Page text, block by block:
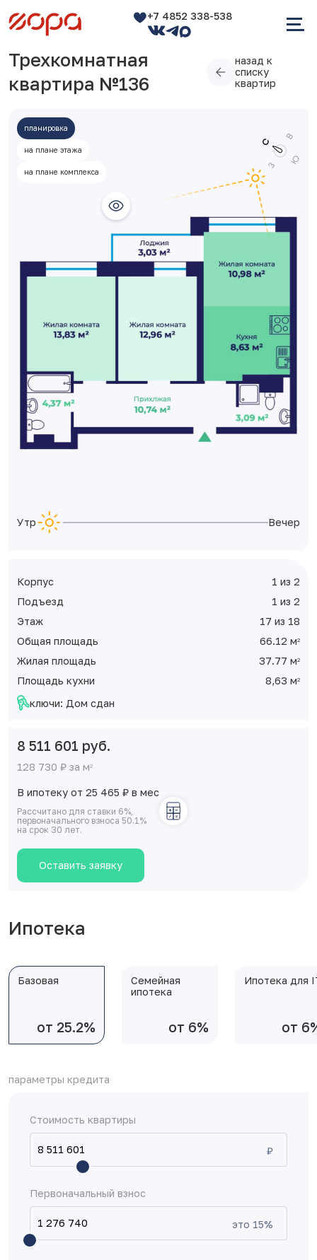
+7 4852 338-538
Трехкомнатная
квартира №136
назад к
списку
квартир
планировка
на плане этажа
на плане комплекса
Утро Вечер
Корпус
1 из 2
Подъезд
1 из 2
Этаж
17 из 18
Общая площадь
66.12 м2
Жилая площадь 37.77 м2
Площадь кухни 8,63 м2
ключи: Дом сдан
8 511 601 руб.
128 730 ₽ за м2
В ипотеку от 25 465 ₽ в мес
Рассчитано для ставки 6%,
первоначального взноса 50.1%
на срок 30 лет.
Оставить заявку
Ипотека
Базовая
от 25.2%
Семейная
ипотека
от 6%
Ипотека для
от
параметры кредита
Стоимость квартиры
₽
Первоначальный взнос
это 15%